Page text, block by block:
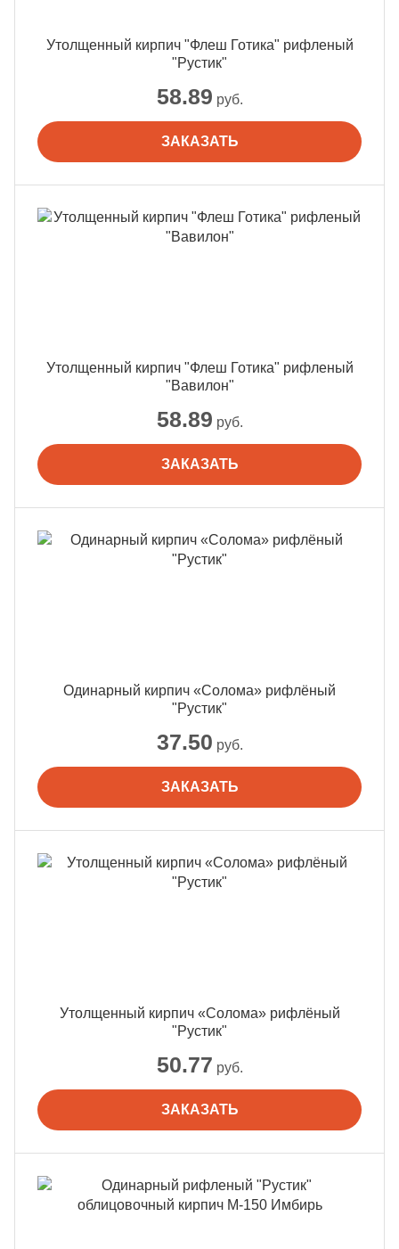
58.89 руб.
ЗАКАЗАТЬ
Утолщенный кирпич "Флеш Готика" рифленый
"Рустик"
58.89 руб.
ЗАКАЗАТЬ
Утолщенный кирпич "Флеш Готика" рифленый
"Вавилон"
37.50 руб.
ЗАКАЗАТЬ
Одинарный кирпич «Солома» рифлёный
"Рустик"
50.77 руб.
ЗАКАЗАТЬ
Утолщенный кирпич «Солома» рифлёный
"Рустик"